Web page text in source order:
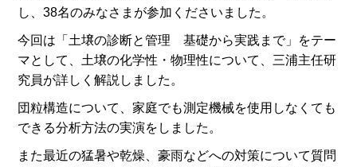
し、38名のみなさまが参加くださいました。
今回は「土壌の診断と管理 基礎から実践まで」をテー
マとして、土壌の化学性・物理性について、三浦主任研
究員が詳しく解説しました。
団粒構造について、家庭でも測定機械を使用しなくても
できる分析方法の実演をしました。
また最近の猛暑や乾燥、豪雨などへの対策について質問